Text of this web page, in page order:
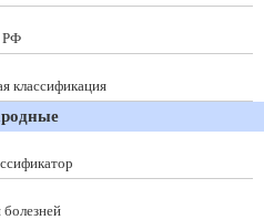
РФ
классификация